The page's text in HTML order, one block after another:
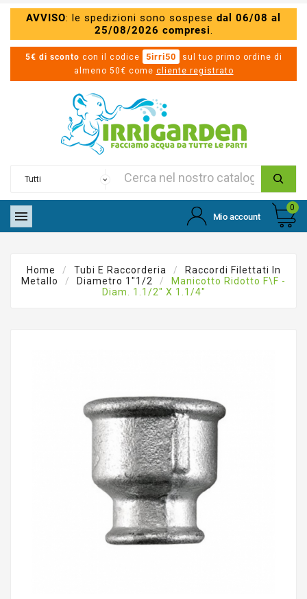
AVVISO: le spedizioni sono sospese dal 06/08 al
25/08/2026 compresi.
5€ di sconto con il codice 5irri50
sul tuo primo ordine di
almeno 50€ come cliente registrato
 Mio account
0
Home Tubi E Raccorderia
Raccordi Filettati In
Metallo
Diametro 1"1/2
Manicotto Ridotto F\F -
Diam. 1.1/2" X 1.1/4"